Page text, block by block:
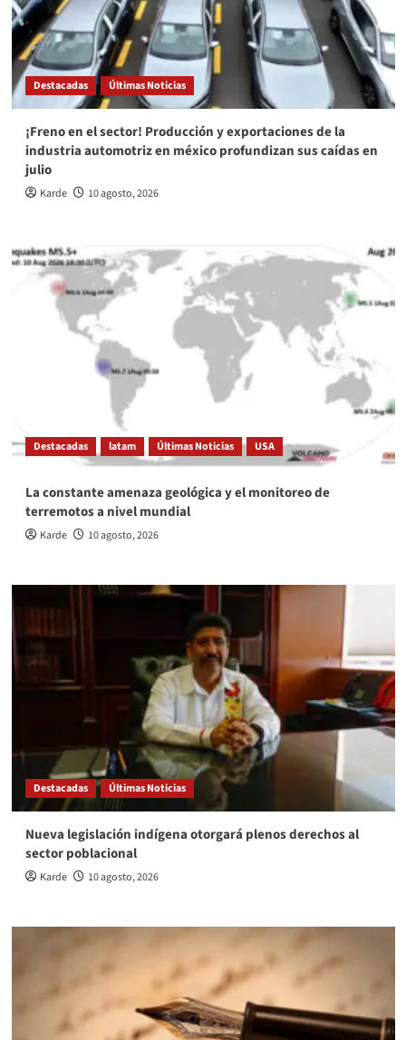
Destacadas Últimas Noticias
¡Freno en el sector! Producción y exportaciones de la
industria automotriz en méxico profundizan sus caídas en
julio
Karde 10 agosto, 2026
Destacadas latam Últimas Noticias USA
La constante amenaza geológica y el monitoreo de
terremotos a nivel mundial
Karde 10 agosto, 2026
Destacadas Últimas Noticias
Nueva legislación indígena otorgará plenos derechos al
sector poblacional
Karde 10 agosto, 2026